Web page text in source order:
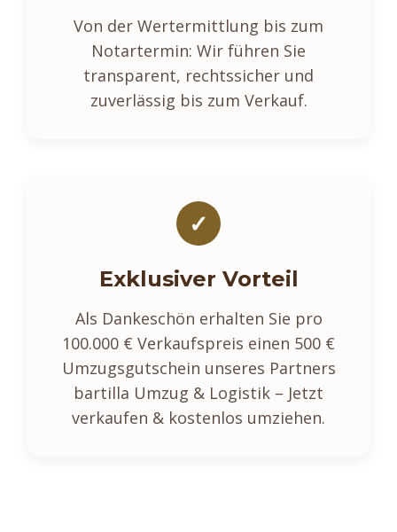
Von der Wertermittlung bis zum
Notartermin: Wir führen Sie
transparent, rechtssicher und
zuverlässig bis zum Verkauf.
✓
Exklusiver Vorteil
Als Dankeschön erhalten Sie pro
100.000 € Verkaufspreis einen 500 €
Umzugsgutschein unseres Partners
bartilla Umzug & Logistik – Jetzt
verkaufen & kostenlos umziehen.